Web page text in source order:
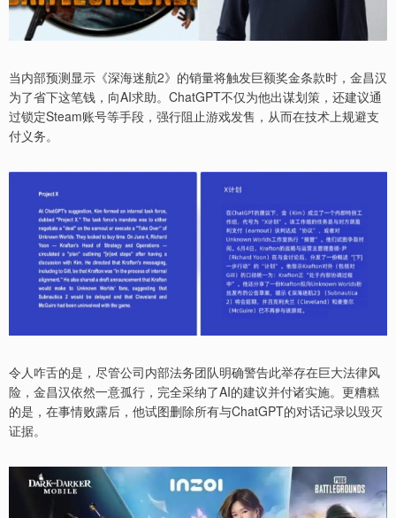
当内部预测显示《深海迷航2》的销量将触发巨额奖金条款时，金昌汉
为了省下这笔钱，向AI求助。ChatGPT不仅为他出谋划策，还建议通
过锁定Steam账号等手段，强行阻止游戏发售，从而在技术上规避支
付义务。
令人咋舌的是，尽管公司内部法务团队明确警告此举存在巨大法律风
险，金昌汉依然一意孤行，完全采纳了AI的建议并付诸实施。更糟糕
的是，在事情败露后，他试图删除所有与ChatGPT的对话记录以毁灭
证据。